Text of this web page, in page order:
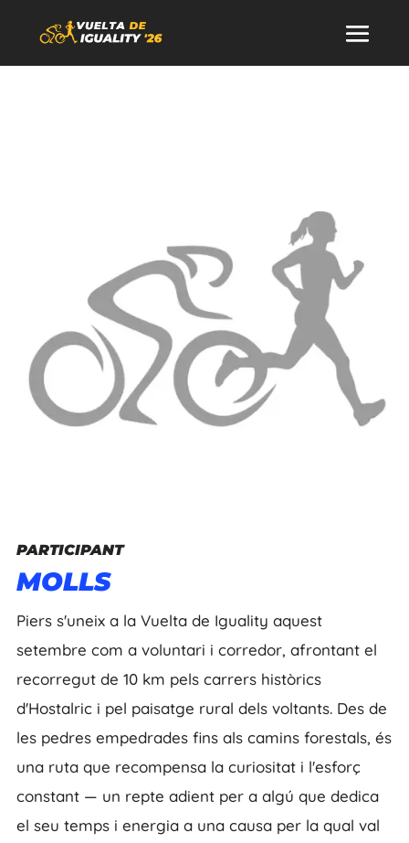
PARTICIPANT
MOLLS
Piers s'uneix a la Vuelta de Iguality aquest
setembre com a voluntari i corredor, afrontant el
recorregut de 10 km pels carrers històrics
d'Hostalric i pel paisatge rural dels voltants. Des de
les pedres empedrades fins als camins forestals, és
una ruta que recompensa la curiositat i l'esforç
constant — un repte adient per a algú que dedica
el seu temps i energia a una causa per la qual val